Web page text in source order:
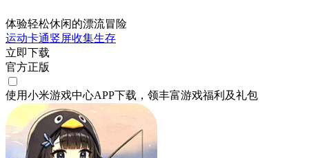
体验轻松休闲的漂流冒险
运动卡通竖屏收集生存
立即下载
官方正版
使用小米游戏中心APP下载 ，领丰富游戏福利 及礼包